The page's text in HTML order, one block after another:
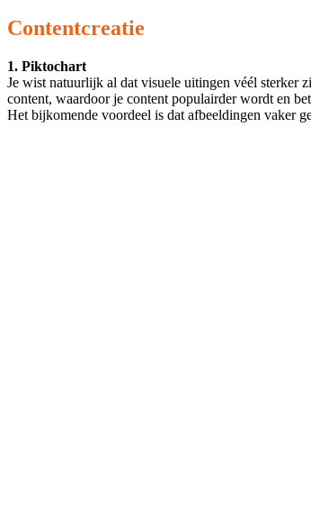
Contentcreatie
1. Piktochart
Je wist natuurlijk al dat visuele uitingen véél sterker
content, waardoor je content populairder wordt en
Het bijkomende voordeel is dat afbeeldingen vaker